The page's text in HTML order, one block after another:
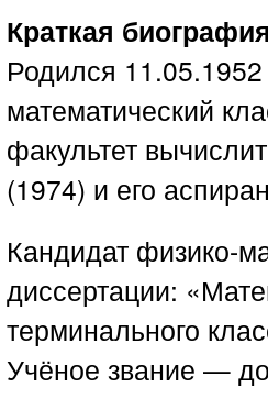
Краткая
Родился
математический
факультет
(1974) и его
Кандидат физико-
диссертации:
терминального
Учёное звание —